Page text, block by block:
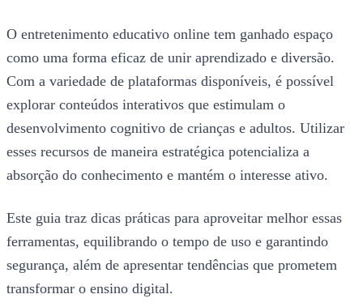
O entretenimento educativo online tem ganhado espaço
como uma forma eficaz de unir aprendizado e diversão.
Com a variedade de plataformas disponíveis, é possível
explorar conteúdos interativos que estimulam o
desenvolvimento cognitivo de crianças e adultos. Utilizar
esses recursos de maneira estratégica potencializa a
absorção do conhecimento e mantém o interesse ativo.
Este guia traz dicas práticas para aproveitar melhor essas
ferramentas, equilibrando o tempo de uso e garantindo
segurança, além de apresentar tendências que prometem
transformar o ensino digital.